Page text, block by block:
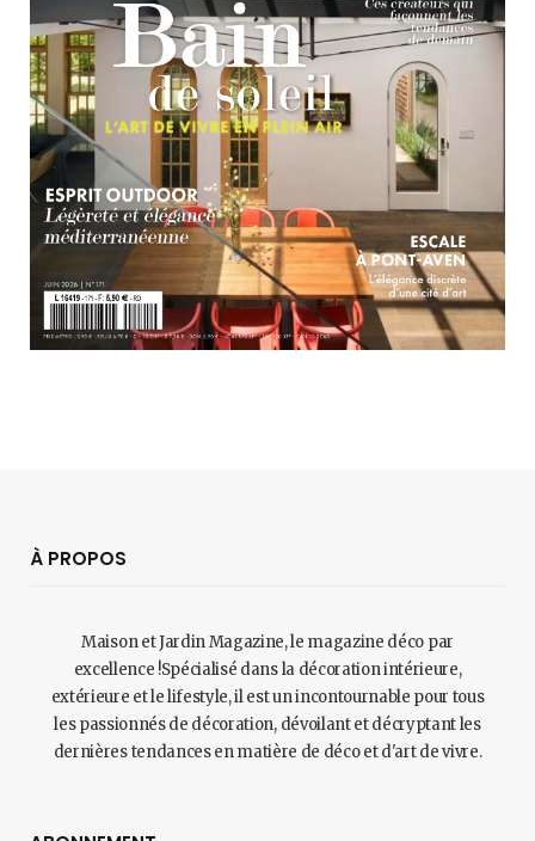
À PROPOS
Maison et Jardin Magazine, le magazine déco par
excellence !Spécialisé dans la décoration intérieure,
extérieure et le lifestyle, il est un incontournable pour tous
les passionnés de décoration, dévoilant et décryptant les
dernières tendances en matière de déco et d'art de vivre.